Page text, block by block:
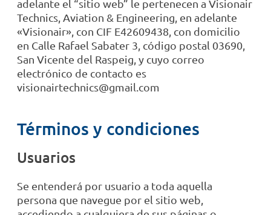
adelante el “sitio web” le pertenecen a Visionair
Technics, Aviation & Engineering, en adelante
«Visionair», con CIF E42609438, con domicilio
en Calle Rafael Sabater 3, código postal 03690,
San Vicente del Raspeig, y cuyo correo
electrónico de contacto es
visionairtechnics@gmail.com
Términos y condiciones
Usuarios
Se entenderá por usuario a toda aquella
persona que navegue por el sitio web,